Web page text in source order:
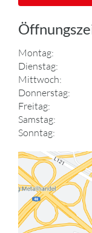
Montag:
Dienstag:
Mittwoch:
Donnerstag:
Freitag:
Samstag:
Sonntag: